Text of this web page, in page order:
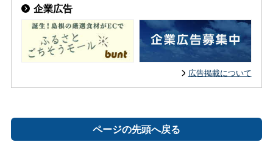
企業広告
広告掲載について
ページの先頭へ戻る